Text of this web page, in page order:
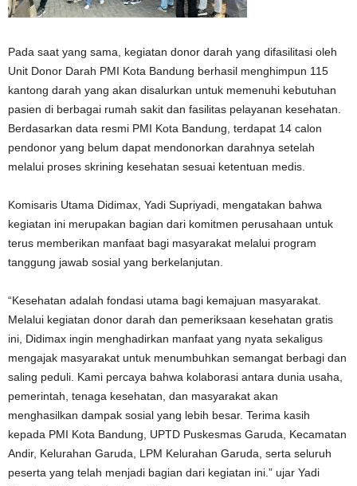
Pada saat yang sama, kegiatan donor darah yang difasilitasi oleh
Unit Donor Darah PMI Kota Bandung berhasil menghimpun 115
kantong darah yang akan disalurkan untuk memenuhi kebutuhan
pasien di berbagai rumah sakit dan fasilitas pelayanan kesehatan.
Berdasarkan data resmi PMI Kota Bandung, terdapat 14 calon
pendonor yang belum dapat mendonorkan darahnya setelah
melalui proses skrining kesehatan sesuai ketentuan medis.
Komisaris Utama Didimax, Yadi Supriyadi, mengatakan bahwa
kegiatan ini merupakan bagian dari komitmen perusahaan untuk
terus memberikan manfaat bagi masyarakat melalui program
tanggung jawab sosial yang berkelanjutan.
“Kesehatan adalah fondasi utama bagi kemajuan masyarakat.
Melalui kegiatan donor darah dan pemeriksaan kesehatan gratis
ini, Didimax ingin menghadirkan manfaat yang nyata sekaligus
mengajak masyarakat untuk menumbuhkan semangat berbagi dan
saling peduli. Kami percaya bahwa kolaborasi antara dunia usaha,
pemerintah, tenaga kesehatan, dan masyarakat akan
menghasilkan dampak sosial yang lebih besar. Terima kasih
kepada PMI Kota Bandung, UPTD Puskesmas Garuda, Kecamatan
Andir, Kelurahan Garuda, LPM Kelurahan Garuda, serta seluruh
peserta yang telah menjadi bagian dari kegiatan ini.” ujar Yadi